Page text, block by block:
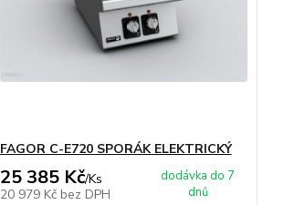
FAGOR C-E720 SPORÁK ELEKTRICKÝ
25 385 Kč/Ks
20 979 Kč bez DPH
dodávka do 7
dnů